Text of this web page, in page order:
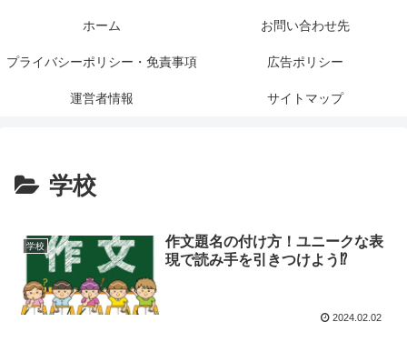
ホーム お問い合わせ先
プライバシーポリシー・免責事項 広告ポリシー
運営者情報 サイトマップ
学校
学校
作文題名の付け方！ユニークな表
現で読み手を引きつけよう⁉
2024.02.02